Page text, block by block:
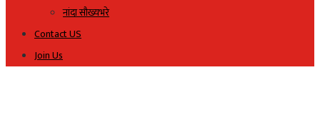
नांदा सौख्यभरे
Contact US
Join Us